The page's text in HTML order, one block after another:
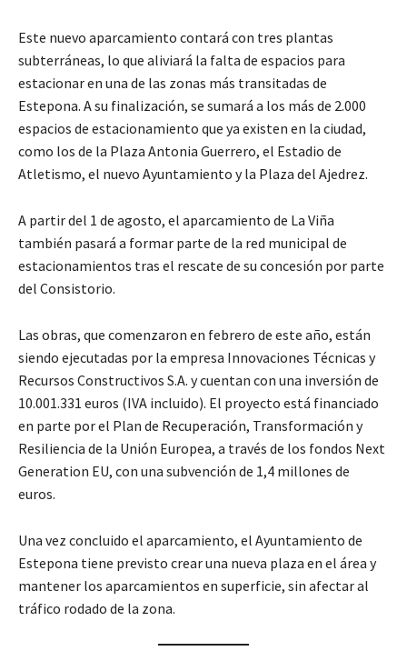
Este nuevo aparcamiento contará con tres plantas
subterráneas, lo que aliviará la falta de espacios para
estacionar en una de las zonas más transitadas de
Estepona. A su finalización, se sumará a los más de 2.000
espacios de estacionamiento que ya existen en la ciudad,
como los de la Plaza Antonia Guerrero, el Estadio de
Atletismo, el nuevo Ayuntamiento y la Plaza del Ajedrez.
A partir del 1 de agosto, el aparcamiento de La Viña
también pasará a formar parte de la red municipal de
estacionamientos tras el rescate de su concesión por parte
del Consistorio.
Las obras, que comenzaron en febrero de este año, están
siendo ejecutadas por la empresa Innovaciones Técnicas y
Recursos Constructivos S.A. y cuentan con una inversión de
10.001.331 euros (IVA incluido). El proyecto está financiado
en parte por el Plan de Recuperación, Transformación y
Resiliencia de la Unión Europea, a través de los fondos Next
Generation EU, con una subvención de 1,4 millones de
euros.
Una vez concluido el aparcamiento, el Ayuntamiento de
Estepona tiene previsto crear una nueva plaza en el área y
mantener los aparcamientos en superficie, sin afectar al
tráfico rodado de la zona.